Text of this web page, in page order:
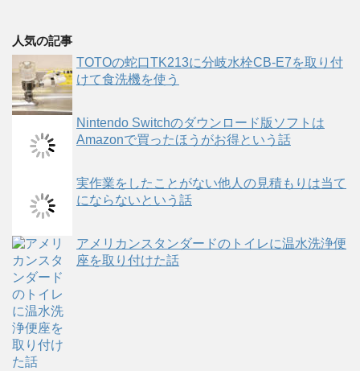
人気の記事
TOTOの蛇口TK213に分岐水栓CB-E7を取り付
けて食洗機を使う
Nintendo Switchのダウンロード版ソフトは
Amazonで買ったほうがお得という話
実作業をしたことがない他人の見積もりは当て
にならないという話
アメリカンスタンダードのトイレに温水洗浄便
座を取り付けた話